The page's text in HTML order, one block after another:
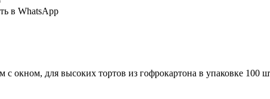
в WhatsApp
с окном, для высоких тортов из гофрокартона в упаковке 100